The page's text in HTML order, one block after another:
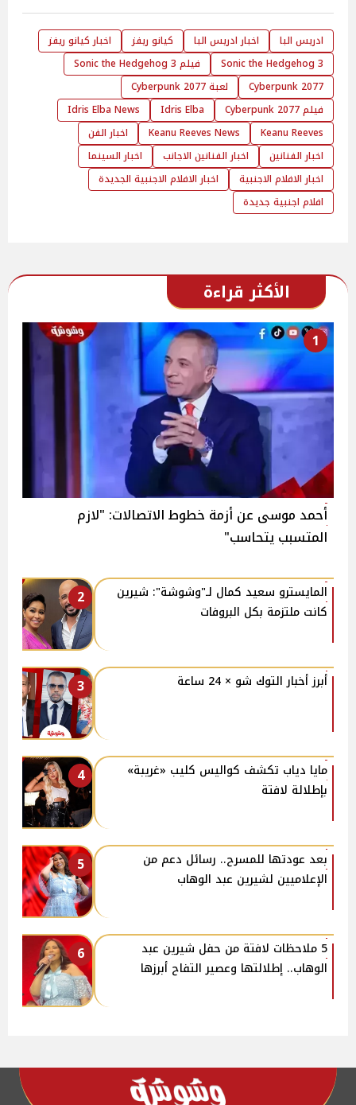
ادريس البا اخبار ادريس البا كيانو ريفز
اخبار كيانو ريفز
Sonic the Hedgehog 3
فيلم Sonic the Hedgehog 3
Cyberpunk 2077
لعبة Cyberpunk 2077
فيلم Cyberpunk 2077
Idris Elba
Idris Elba News
Keanu Reeves
Keanu Reeves News
اخبار الفن
اخبار الفنانين
اخبار الفنانين الاجانب
اخبار السينما
اخبار الافلام الاجنبية
اخبار الافلام الاجنبية الجديدة
افلام اجنبية جديدة
الأكثر قراءة
1
أحمد موسى عن أزمة خطوط الاتصالات: "لازم
المتسبب يتحاسب"
2
المايسترو سعيد كمال لـ"وشوشة": شيرين
كانت ملتزمة بكل البروفات
3 أبرز أخبار التوك شو × 24 ساعة
4
مايا دياب تكشف كواليس كليب «غريبة»
بإطلالة لافتة
5
بعد عودتها للمسرح.. رسائل دعم من
الإعلاميين لشيرين عبد الوهاب
6
5 ملاحظات لافتة من حفل شيرين عبد
الوهاب.. إطلالتها وعصير التفاح أبرزها